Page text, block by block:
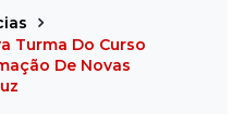
Turma Do Curso
De Novas